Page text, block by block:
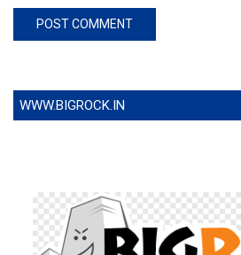
WWW.BIGROCK.IN